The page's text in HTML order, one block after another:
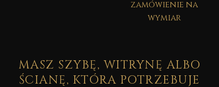
zamówienie na
wymiar
MASZ SZYBĘ, WITRYNĘ ALBO
ŚCIANĘ, KTÓRA POTRZEBUJE